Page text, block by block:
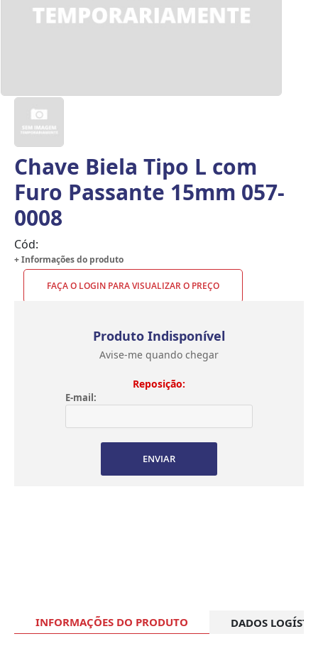
Chave Biela Tipo L com
Furo Passante 15mm 057-
0008
Cód:
+ Informações do produto
FAÇA O LOGIN PARA VISUALIZAR O PREÇO
Produto Indisponível
Avise-me quando chegar
Reposição:
E-mail:
ENVIAR
INFORMAÇÕES DO PRODUTO DADOS